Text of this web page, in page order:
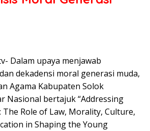
Dalam upaya menjawab
dekadensi moral generasi muda,
Agama Kabupaten Solok
Nasional bertajuk “Addressing
The Role of Law, Morality, Culture,
in Shaping the Young